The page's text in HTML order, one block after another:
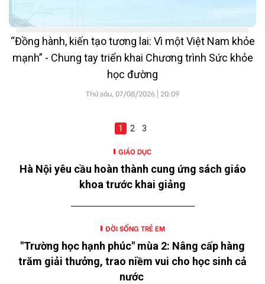
“Đồng hành, kiến tạo tương lai: Vì một Việt Nam khỏe
mạnh” - Chung tay triển khai Chương trình Sức khỏe
học đường
Thứ sáu, 07/08/2026 | 20:09
1 2 3
GIÁO DỤC
Hà Nội yêu cầu hoàn thành cung ứng sách giáo
khoa trước khai giảng
ĐỜI SỐNG TRẺ EM
"Trường học hạnh phúc" mùa 2: Nâng cấp hàng
trăm giải thưởng, trao niềm vui cho học sinh cả
nước